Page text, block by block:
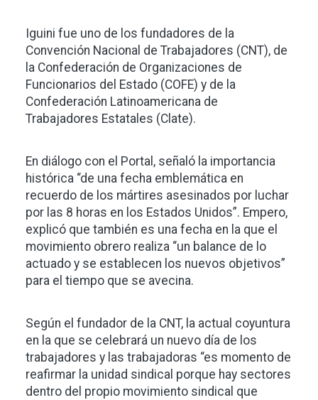
Iguini fue uno de los fundadores de la
Convención Nacional de Trabajadores (CNT), de
la Confederación de Organizaciones de
Funcionarios del Estado (COFE) y de la
Confederación Latinoamericana de
Trabajadores Estatales (Clate).
En diálogo con el Portal, señaló la importancia
histórica “de una fecha emblemática en
recuerdo de los mártires asesinados por luchar
por las 8 horas en los Estados Unidos”. Empero,
explicó que también es una fecha en la que el
movimiento obrero realiza “un balance de lo
actuado y se establecen los nuevos objetivos”
para el tiempo que se avecina.
Según el fundador de la CNT, la actual coyuntura
en la que se celebrará un nuevo día de los
trabajadores y las trabajadoras “es momento de
reafirmar la unidad sindical porque hay sectores
dentro del propio movimiento sindical que